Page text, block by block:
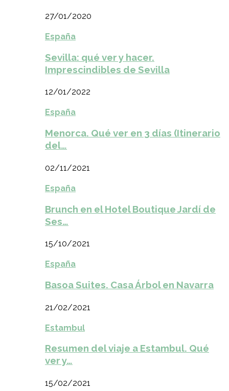
27/01/2020
España
Sevilla: qué ver y hacer.
Imprescindibles de Sevilla
12/01/2022
España
Menorca. Qué ver en 3 días (Itinerario
del…
02/11/2021
España
Brunch en el Hotel Boutique Jardí de
Ses…
15/10/2021
España
Basoa Suites. Casa Árbol en Navarra
21/02/2021
Estambul
Resumen del viaje a Estambul. Qué
ver y…
15/02/2021